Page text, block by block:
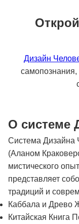
Дизайн
О системе
Система Дизайна
(Аланом
мистического
представляет
традиций и
Каббала и Древо
Китайская Книга